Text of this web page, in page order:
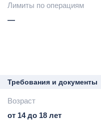
Лимиты по операциям
—
Требования и документы
Возраст
от 14 до 18 лет